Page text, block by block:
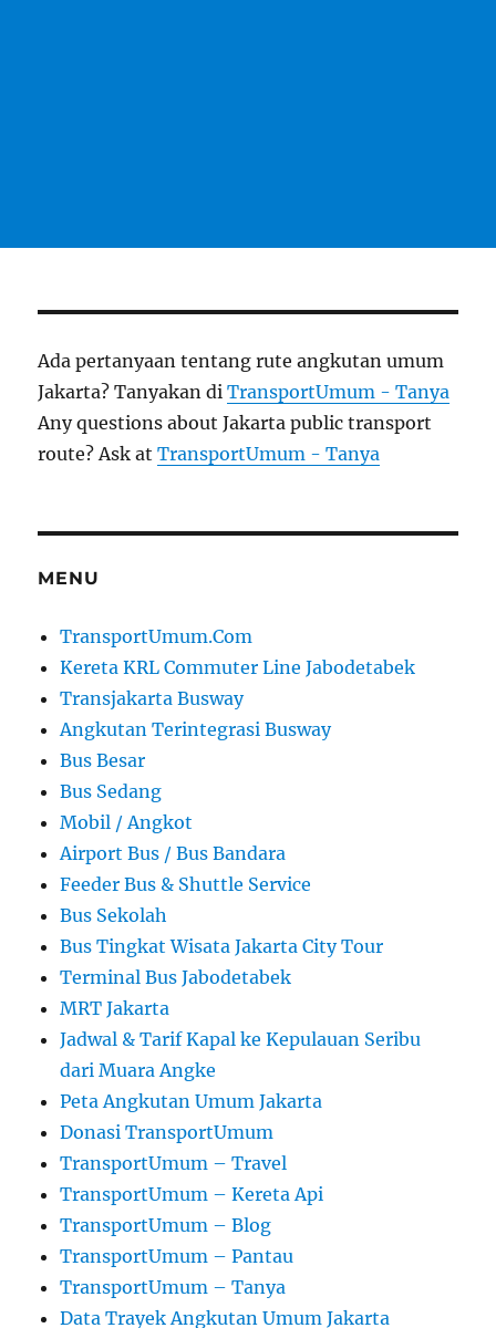
Ada pertanyaan tentang rute angkutan umum
Jakarta? Tanyakan diTransportUmum - Tanya
Any questions about Jakarta public transport
route? Ask atTransportUmum - Tanya
MENU
TransportUmum.Com
Kereta KRL Commuter Line Jabodetabek
Transjakarta Busway
Angkutan Terintegrasi Busway
Bus Besar
Bus Sedang
Mobil / Angkot
Airport Bus / Bus Bandara
Feeder Bus & Shuttle Service
Bus Sekolah
Bus Tingkat Wisata Jakarta City Tour
Terminal Bus Jabodetabek
MRT Jakarta
Jadwal & Tarif Kapal ke Kepulauan Seribu
dari Muara Angke
Peta Angkutan Umum Jakarta
Donasi TransportUmum
TransportUmum – Travel
TransportUmum – Kereta Api
TransportUmum – Blog
TransportUmum – Pantau
TransportUmum – Tanya
Data Trayek Angkutan Umum Jakarta